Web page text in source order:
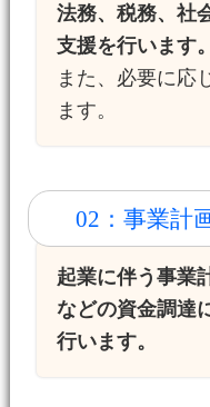
法務、税務、社
支援を行います。
また、必要に応
ます。
02：事業計
起業に伴う事業
などの資金調達
行います。